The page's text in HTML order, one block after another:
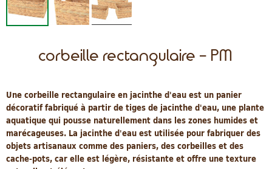
corbeille rectangulaire - PM
Une corbeille rectangulaire en jacinthe d'eau est un panier
décoratif fabriqué à partir de tiges de jacinthe d'eau, une plante
aquatique qui pousse naturellement dans les zones humides et
marécageuses. La jacinthe d'eau est utilisée pour fabriquer des
objets artisanaux comme des paniers, des corbeilles et des
cache-pots, car elle est légère, résistante et offre une texture